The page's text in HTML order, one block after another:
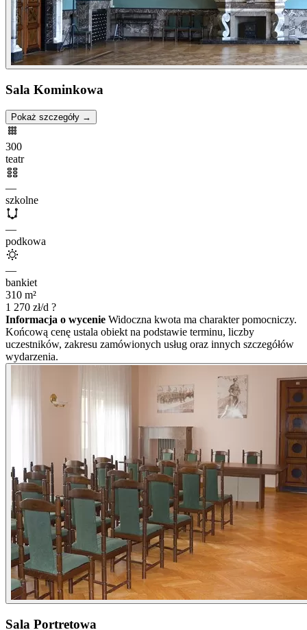
Sala Kominkowa
Pokaż szczegóły →
300
teatr
—
szkolne
—
podkowa
—
bankiet
310 m²
1 270 zł/d ?
Informacja o wycenie Widoczna kwota ma charakter pomocniczy.
Końcową cenę ustala obiekt na podstawie terminu, liczby
uczestników, zakresu zamówionych usług oraz innych szczegółów
wydarzenia.
Sala Portretowa